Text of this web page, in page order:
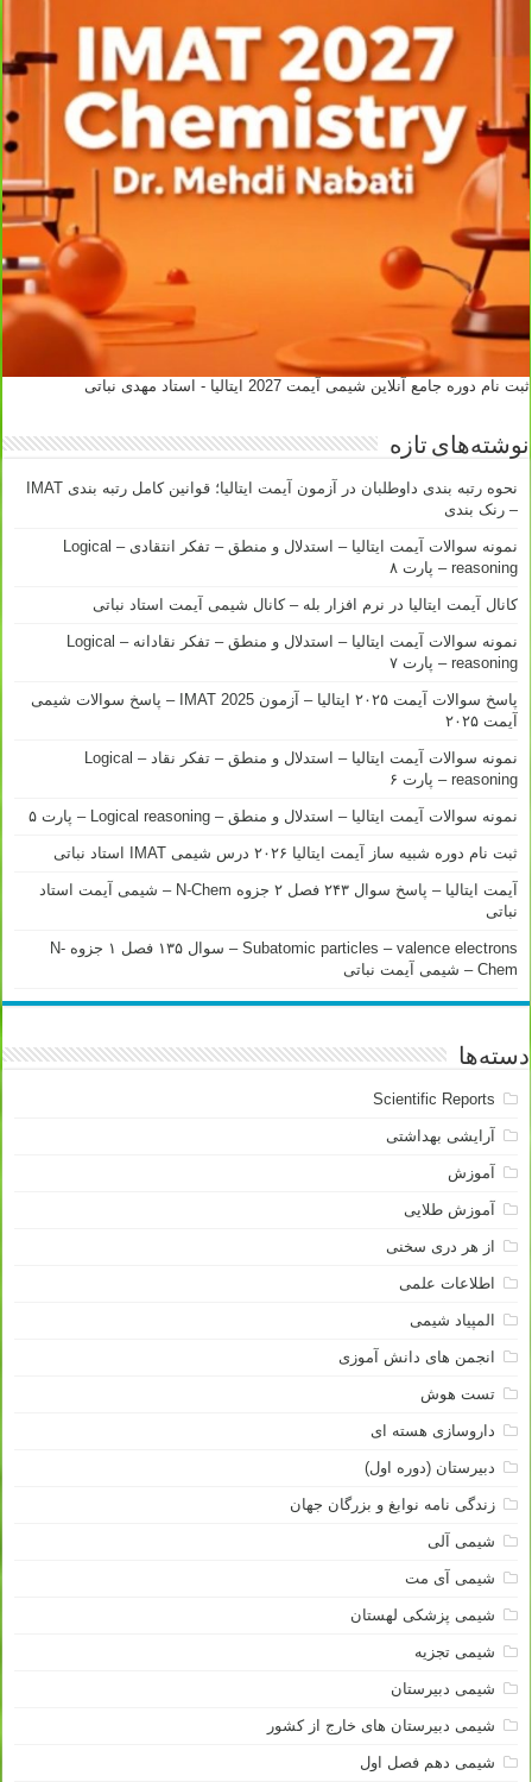
ثبت نام دوره جامع آنلاین شیمی آیمت 2027 ایتالیا - استاد مهدی نباتی
نوشته‌های تازه
نحوه رتبه بندی داوطلبان در آزمون آیمت ایتالیا؛ قوانین کامل رتبه بندی IMAT
– رنک بندی
نمونه سوالات آیمت ایتالیا – استدلال و منطق – تفکر انتقادی – Logical
reasoning – پارت ۸
کانال آیمت ایتالیا در نرم افزار بله – کانال شیمی آیمت استاد نباتی
نمونه سوالات آیمت ایتالیا – استدلال و منطق – تفکر نقادانه – Logical
reasoning – پارت ۷
پاسخ سوالات آیمت ۲۰۲۵ ایتالیا – آزمون IMAT 2025 – پاسخ سوالات شیمی
آیمت ۲۰۲۵
نمونه سوالات آیمت ایتالیا – استدلال و منطق – تفکر نقاد – Logical
reasoning – پارت ۶
نمونه سوالات آیمت ایتالیا – استدلال و منطق – Logical reasoning – پارت ۵
ثبت نام دوره شبیه ساز آیمت ایتالیا ۲۰۲۶ درس شیمی IMAT استاد نباتی
آیمت ایتالیا – پاسخ سوال ۲۴۳ فصل ۲ جزوه N-Chem – شیمی آیمت استاد
نباتی
Subatomic particles – valence electrons – سوال ۱۳۵ فصل ۱ جزوه N-
Chem – شیمی آیمت نباتی
دسته‌ها
Scientific Reports
آرایشی بهداشتی
آموزش
آموزش طلایی
از هر دری سخنی
اطلاعات علمی
المپیاد شیمی
انجمن های دانش آموزی
تست هوش
داروسازی هسته ای
دبیرستان (دوره اول)
زندگی نامه نوابغ و بزرگان جهان
شیمی آلی
شیمی آی مت
شیمی پزشکی لهستان
شیمی تجزیه
شیمی دبیرستان
شیمی دبیرستان های خارج از کشور
شیمی دهم فصل اول